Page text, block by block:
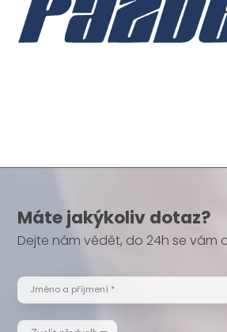
Máte jakýkoliv dotaz?
Dejte nám vědět, do 24h se vám
Jméno a příjmení *